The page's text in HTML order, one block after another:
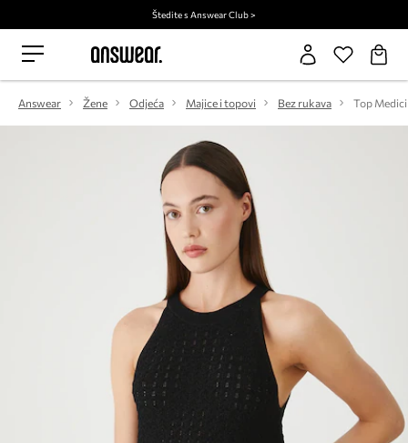
Štedite s Answear Club >
Answear Žene Odjeća Majice i topovi Bez rukava Top